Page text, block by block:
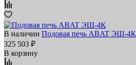
В наличии Подовая печь ABAT ЭШ‑4К
325 503 ₽
В корзину